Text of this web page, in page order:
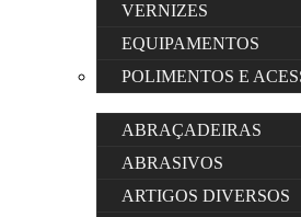
VERNIZES
EQUIPAMENTOS
POLIMENTOS E
ABRAÇADEIRAS
ABRASIVOS
ARTIGOS DIVERSOS